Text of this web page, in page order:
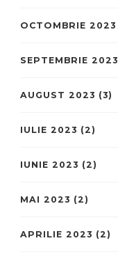
OCTOMBRIE 2023
SEPTEMBRIE 2023
AUGUST 2023 (3)
IULIE 2023 (2)
IUNIE 2023 (2)
MAI 2023 (2)
APRILIE 2023 (2)